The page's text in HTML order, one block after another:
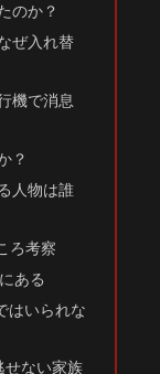
のか？
ぜ入れ替
機で消息
？
人物は誰
ろ考察
ある
はいられな
せない家族